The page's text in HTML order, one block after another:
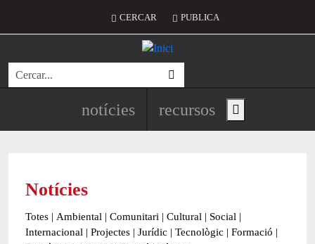
Menú del compte d'usuari
CERCAR PUBLICA
Cerca
Navegació principal de
notícies recursos Show main menu
Notícies
Totes | Ambiental | Comunitari | Cultural | Social |
Internacional | Projectes | Jurídic | Tecnològic | Formació |